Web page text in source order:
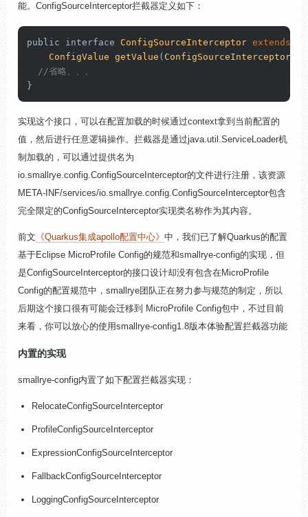
能。 ConfigSourceInterceptor拦截器定义如下：
public interface ConfigSourceInterceptor extends
ConfigValue getValue (
//省略、、、
}
实现这个接口，可以在配置加载的时候通过context拿到当前配置的
值，然后进行任意逻辑操作。拦截器是通过java.util.ServiceLoader机
制加载的，可以通过提供名为
io.smallrye.config.ConfigSourceInterceptor的文件进行注册，该资源
META-INF/services/io.smallrye.config.ConfigSourceInterceptor包含
完全限定的ConfigSourceInterceptor实现类名称作为其内容。
前文 《Quarkus集成apollo配置中心》 中 ，我们已了解Quarkus的配置
基于Eclipse MicroProfile Config的规范和smallrye-config的实现，但
是ConfigSourceInterceptor的接口设计却没有包含在MicroProfile
Config的配置规范中， smallrye团队正在努力参与规范的制定，所以
后期这个接口很有可能会迁移到 MicroProfile Config包中，不过目前
来看，你可以放心的使用smallrye-config1.8版本体验配置拦截器功能
内置的实现
smallrye-config内置了如下配置拦截器实现：
RelocateConfigSourceInterceptor
ProfileConfigSourceInterceptor
ExpressionConfigSourceInterceptor
FallbackConfigSourceInterceptor
LoggingConfigSourceInterceptor